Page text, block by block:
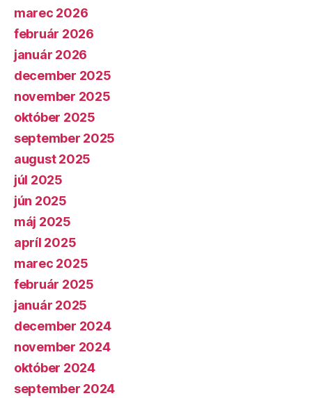
marec 2026
február 2026
január 2026
december 2025
november 2025
október 2025
september 2025
august 2025
júl 2025
jún 2025
máj 2025
apríl 2025
marec 2025
február 2025
január 2025
december 2024
november 2024
október 2024
september 2024